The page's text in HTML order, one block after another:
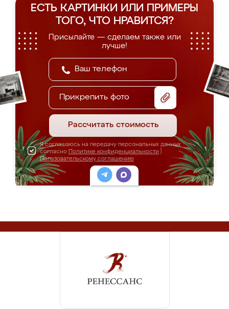
ЕСТЬ КАРТИНКИ ИЛИ ПРИМЕРЫ
ТОГО, ЧТО НРАВИТСЯ?
Присылайте — сделаем также или
лучше!
Прикрепить фото
Рассчитать стоимость
Я соглашаюсь на передачу персональных данных
согласно Политике конфиденциальности
Пользовательскому соглашению